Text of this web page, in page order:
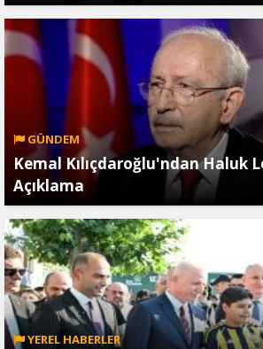
GÜNDEM
Kemal Kılıçdaroğlu'ndan Haluk
Açıklama
YEREL HABERLER